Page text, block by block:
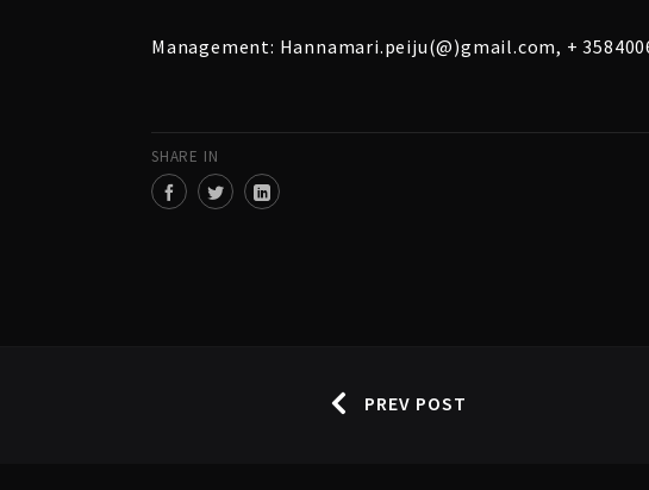
Management: Hannamari.peiju(@)gmail.com, +
SHARE IN
PREV POST